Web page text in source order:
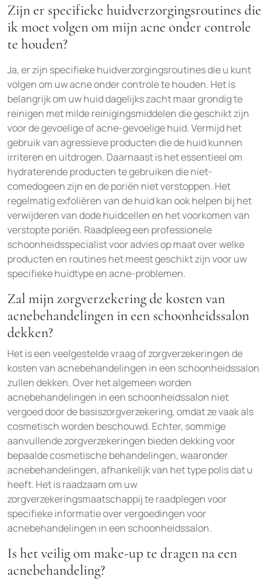
Zijn er specifieke huidverzorgingsroutines die
ik moet volgen om mijn acne onder controle
te houden?
Ja, er zijn specifieke huidverzorgingsroutines die u kunt
volgen om uw acne onder controle te houden. Het is
belangrijk om uw huid dagelijks zacht maar grondig te
reinigen met milde reinigingsmiddelen die geschikt zijn
voor de gevoelige of acne-gevoelige huid. Vermijd het
gebruik van agressieve producten die de huid kunnen
irriteren en uitdrogen. Daarnaast is het essentieel om
hydraterende producten te gebruiken die niet-
comedogeen zijn en de poriën niet verstoppen. Het
regelmatig exfoliëren van de huid kan ook helpen bij het
verwijderen van dode huidcellen en het voorkomen van
verstopte poriën. Raadpleeg een professionele
schoonheidsspecialist voor advies op maat over welke
producten en routines het meest geschikt zijn voor uw
specifieke huidtype en acne-problemen.
Zal mijn zorgverzekering de kosten van
acnebehandelingen in een schoonheidssalon
dekken?
Het is een veelgestelde vraag of zorgverzekeringen de
kosten van acnebehandelingen in een schoonheidssalon
zullen dekken. Over het algemeen worden
acnebehandelingen in een schoonheidssalon niet
vergoed door de basiszorgverzekering, omdat ze vaak als
cosmetisch worden beschouwd. Echter, sommige
aanvullende zorgverzekeringen bieden dekking voor
bepaalde cosmetische behandelingen, waaronder
acnebehandelingen, afhankelijk van het type polis dat u
heeft. Het is raadzaam om uw
zorgverzekeringsmaatschappij te raadplegen voor
specifieke informatie over vergoedingen voor
acnebehandelingen in een schoonheidssalon.
Is het veilig om make-up te dragen na een
acnebehandeling?